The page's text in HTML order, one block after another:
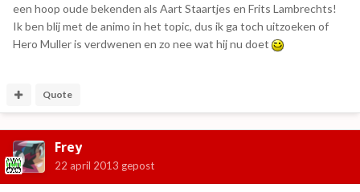
een hoop oude bekenden als Aart Staartjes en Frits Lambrechts!
Ik ben blij met de animo in het topic, dus ik ga toch uitzoeken of
Hero Muller is verdwenen en zo nee wat hij nu doet
Quote
Frey
22 april 2013 gepost